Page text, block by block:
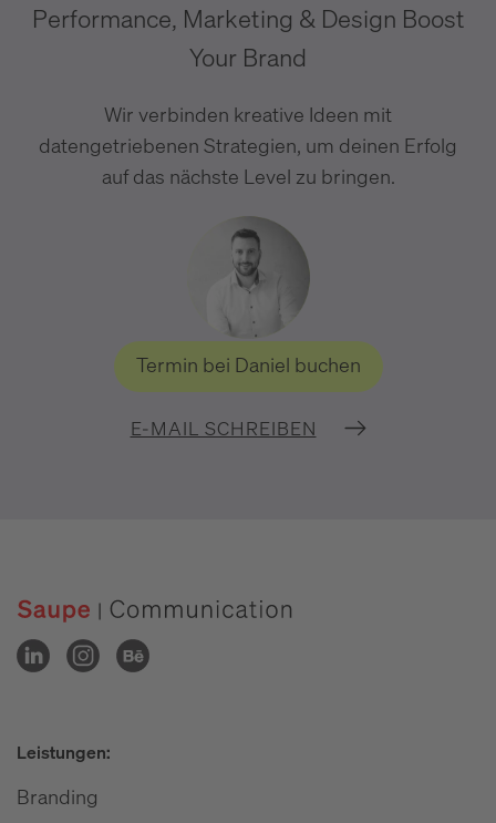
Performance, Marketing & Design Boost
Your Brand
Wir verbinden kreative Ideen mit
datengetriebenen Strategien, um deinen Erfolg
auf das nächste Level zu bringen.
Termin bei Daniel buchen
E-MAIL SCHREIBEN
Leistungen:
Branding